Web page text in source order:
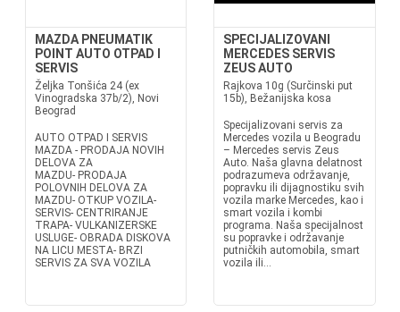
MAZDA PNEUMATIK
POINT AUTO OTPAD I
SERVIS
Željka Tonšića 24 (ex
Vinogradska 37b/2), Novi
Beograd
AUTO OTPAD I SERVIS
MAZDA - PRODAJA NOVIH
DELOVA ZA
MAZDU- PRODAJA
POLOVNIH DELOVA ZA
MAZDU- OTKUP VOZILA-
SERVIS- CENTRIRANJE
TRAPA- VULKANIZERSKE
USLUGE- OBRADA DISKOVA
NA LICU MESTA- BRZI
SERVIS ZA SVA VOZILA
SPECIJALIZOVANI
MERCEDES SERVIS
ZEUS AUTO
Rajkova 10g (Surčinski put
15b), Bežanijska kosa
Specijalizovani servis za
Mercedes vozila u Beogradu
– Mercedes servis Zeus
Auto. Naša glavna delatnost
podrazumeva održavanje,
popravku ili dijagnostiku svih
vozila marke Mercedes, kao i
smart vozila i kombi
programa. Naša specijalnost
su popravke i održavanje
putničkih automobila, smart
vozila ili...